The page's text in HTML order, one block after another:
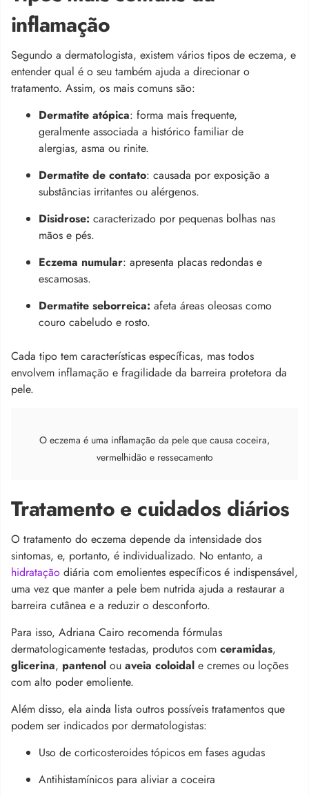
inflamação
Segundo a dermatologista, existem vários tipos de eczema, e
entender qual é o seu também ajuda a direcionar o
tratamento. Assim, os mais comuns são:
Dermatite atópica: forma mais frequente,
geralmente associada a histórico familiar de
alergias, asma ou rinite.
Dermatite de contato: causada por exposição a
substâncias irritantes ou alérgenos.
Disidrose: caracterizado por pequenas bolhas nas
mãos e pés.
Eczema numular: apresenta placas redondas e
escamosas.
Dermatite seborreica: afeta áreas oleosas como
couro cabeludo e rosto.
Cada tipo tem características específicas, mas todos
envolvem inflamação e fragilidade da barreira protetora da
pele.
O eczema é uma inflamação da pele que causa coceira,
vermelhidão e ressecamento
Tratamento e cuidados diários
O tratamento do eczema depende da intensidade dos
sintomas, e, portanto, é individualizado. No entanto, a
hidratação diária com emolientes específicos é indispensável,
uma vez que manter a pele bem nutrida ajuda a restaurar a
barreira cutânea e a reduzir o desconforto.
Para isso, Adriana Cairo recomenda fórmulas
dermatologicamente testadas, produtos com ceramidas,
glicerina, pantenol ou aveia coloidal e cremes ou loções
com alto poder emoliente.
Além disso, ela ainda lista outros possíveis tratamentos que
podem ser indicados por dermatologistas:
Uso de corticosteroides tópicos em fases agudas
Antihistamínicos para aliviar a coceira